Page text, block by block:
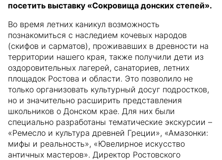
посетить выставку «Сокровища донских степей».
Во время летних каникул возможность
познакомиться с наследием кочевых народов
(скифов и сарматов), проживавших в древности на
территории нашего края, также получили дети из
оздоровительных лагерей, санаториев, летних
площадок Ростова и области. Это позволило не
только организовать культурный досуг подростков,
но и значительно расширить представления
школьников о Донском крае. Для них были
специально разработаны тематические экскурсии –
«Ремесло и культура древней Греции», «Амазонки:
мифы и реальность», «Ювелирное искусство
античных мастеров». Директор Ростовского